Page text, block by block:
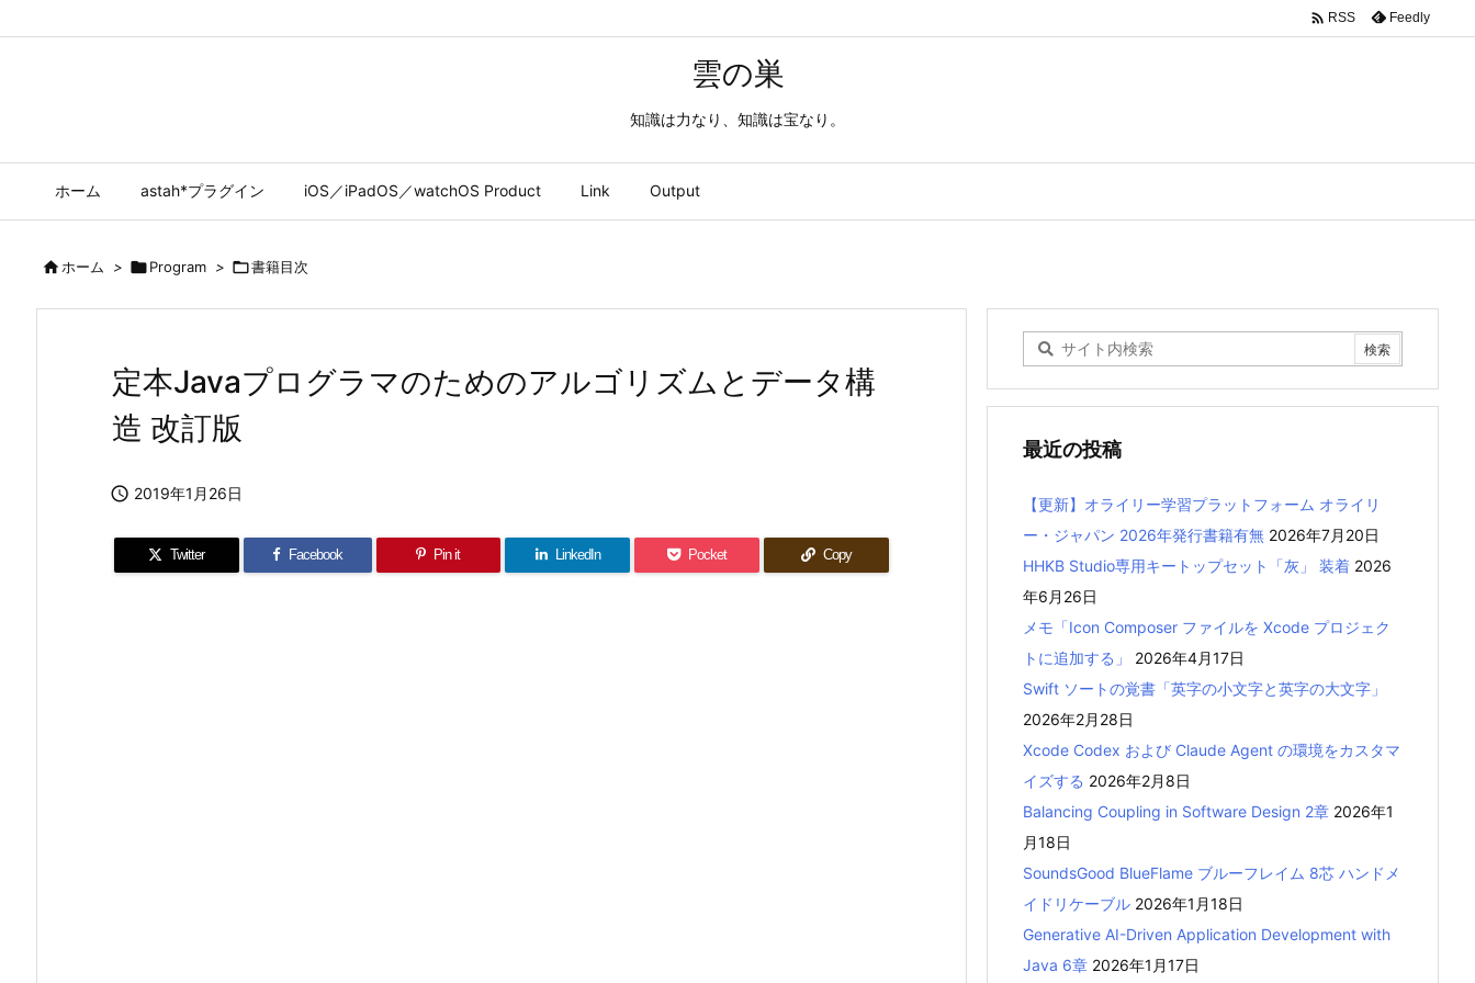
雲の巣
知識は力なり、知識は宝なり。
ホーム astah*プラグイン iOS／iPadOS／watchOS Product Link Output
 RSS Feedly
ホーム > Program > 書籍目次
定本Javaプログラマのためのアルゴリズムとデータ構
造 改訂版
 2019年1月26日
Twitter Facebook Pin it LinkedIn Pocket Copy
最近の投稿
【更新】オライリー学習プラットフォーム オライリ
ー・ジャパン 2026年発行書籍有無 2026年7月20日
HHKB Studio専用キートップセット「灰」 装着 2026
年6月26日
メモ「Icon Composer ファイルを Xcode プロジェク
トに追加する」
2026年4月17日
Swift ソートの覚書「英字の小文字と英字の大文字」
2026年2月28日
Xcode Codex および Claude Agent の環境をカスタマ
イズする 2026年2月8日
Balancing Coupling in Software Design 2章 2026年1
月18日
SoundsGood BlueFlame ブルーフレイム 8芯 ハンドメ
イドリケーブル 2026年1月18日
Generative AI-Driven Application Development with
Java 6章 2026年1月17日